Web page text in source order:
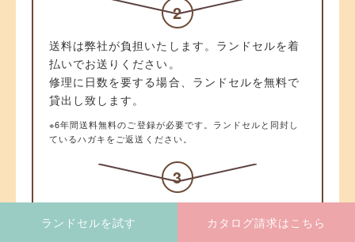
2
送料は弊社が負担いたします。ランドセルを着
払いでお送りください。
修理に日数を要する場合、ランドセルを無料で
貸出し致します。
※6年間送料無料のご登録が必要です。ランドセルと同封し
ているハガキをご返送ください。
3
送。お手元に届きましたら、貸出し用のランド
ランドセルを試す カタログ請求はこちら